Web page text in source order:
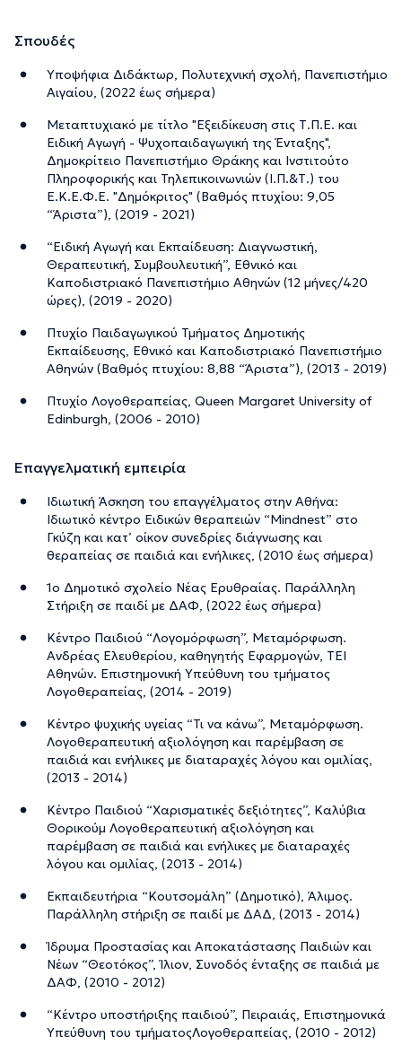
Σπουδές
Υποψήφια Διδάκτωρ, Πολυτεχνική σχολή, Πανεπιστήμιο
Αιγαίου, (2022 έως σήμερα)
Μεταπτυχιακό με τίτλο "Εξειδίκευση στις Τ.Π.Ε. και
Ειδική Αγωγή - Ψυχοπαιδαγωγική της Ένταξης",
Δημοκρίτειο Πανεπιστήμιο Θράκης και Ινστιτούτο
Πληροφορικής και Τηλεπικοινωνιών (Ι.Π.&Τ.) του
Ε.Κ.Ε.Φ.Ε. "Δημόκριτος" (Βαθμός πτυχίου: 9,05
“Άριστα”), (2019 - 2021)
“Ειδική Αγωγή και Εκπαίδευση: Διαγνωστική,
Θεραπευτική, Συμβουλευτική”, Εθνικό και
Καποδιστριακό Πανεπιστήμιο Αθηνών (12 μήνες/420
ώρες), (2019 - 2020)
Πτυχίο Παιδαγωγικού Τμήματος Δημοτικής
Εκπαίδευσης, Εθνικό και Καποδιστριακό Πανεπιστήμιο
Αθηνών (Βαθμός πτυχίου: 8,88 “Άριστα”), (2013 - 2019)
Πτυχίο Λογοθεραπείας, Queen Margaret University of
Edinburgh, (2006 - 2010)
Επαγγελματική εμπειρία
Ιδιωτική Άσκηση του επαγγέλματος στην Αθήνα:
Ιδιωτικό κέντρο Ειδικών θεραπειών “Μindnest” στο
Γκύζη και κατ’ οίκον συνεδρίες διάγνωσης και
θεραπείας σε παιδιά και ενήλικες, (2010 έως σήμερα)
1o Δημοτικό σχολείο Νέας Ερυθραίας. Παράλληλη
Στήριξη σε παιδί με ΔΑΦ, (2022 έως σήμερα)
Κέντρο Παιδιού “Λογομόρφωση”, Μεταμόρφωση.
Ανδρέας Ελευθερίου, καθηγητής Εφαρμογών, ΤΕΙ
Αθηνών. Επιστημονική Υπεύθυνη του τμήματος
Λογοθεραπείας, (2014 - 2019)
Κέντρο ψυχικής υγείας “Τι να κάνω”, Μεταμόρφωση.
Λογοθεραπευτική αξιολόγηση και παρέμβαση σε
παιδιά και ενήλικες με διαταραχές λόγου και ομιλίας,
(2013 - 2014)
Κέντρο Παιδιού “Χαρισματικές δεξιότητες”, Καλύβια
Θορικούμ Λογοθεραπευτική αξιολόγηση και
παρέμβαση σε παιδιά και ενήλικες με διαταραχές
λόγου και ομιλίας, (2013 - 2014)
Εκπαιδευτήρια “Κουτσομάλη” (Δημοτικό), Άλιμος.
Παράλληλη στήριξη σε παιδί με ΔΑΔ, (2013 - 2014)
Ίδρυμα Προστασίας και Αποκατάστασης Παιδιών και
Νέων “Θεοτόκος”, Ίλιον, Συνοδός ένταξης σε παιδιά με
ΔΑΦ, (2010 - 2012)
“Κέντρο υποστήριξης παιδιού”, Πειραιάς, Επιστημονικά
Υπεύθυνη του τμήματοςΛογοθεραπείας, (2010 - 2012)